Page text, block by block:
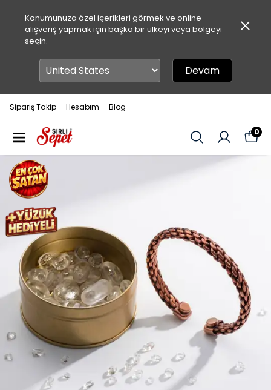
Konumunuza özel içerikleri görmek ve online
alışveriş yapmak için başka bir ülkeyi veya bölgeyi
seçin.
Devam
Sipariş Takip Hesabım Blog
0